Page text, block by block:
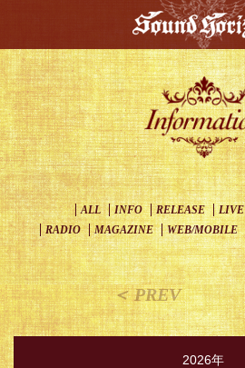
ALL INFO RELEASE LIVE
RADIO
MAGAZINE WEB/MOBILE
＜ PREV
2026年